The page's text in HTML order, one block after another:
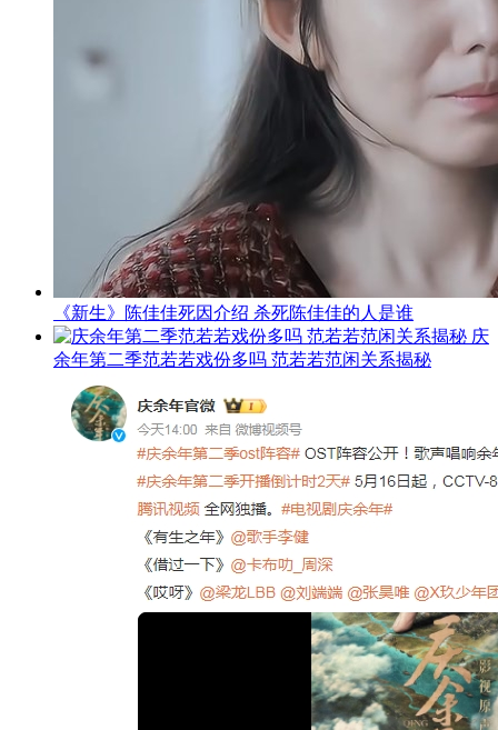
《新生》陈佳佳死因介绍 杀死陈佳佳的人是谁
庆
余年第二季范若若戏份多吗 范若若范闲关系揭秘